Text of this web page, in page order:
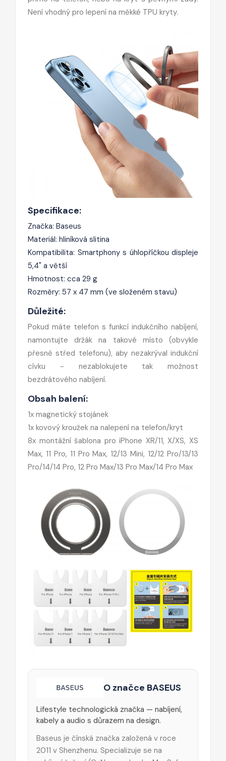
Není vhodný pro lepení na měkké TPU kryty.
Specifikace:
Značka: Baseus
Materiál: hliníková slitina
Kompatibilita: Smartphony s úhlopříčkou displeje
5,4" a větší
Hmotnost: cca 29 g
Rozměry: 57 x 47 mm (ve složeném stavu)
Důležité:
Pokud máte telefon s funkcí indukčního nabíjení,
namontujte držák na takové místo (obvykle
přesně střed telefonu), aby nezakrýval indukční
cívku - nezablokujete tak možnost
bezdrátového nabíjení.
Obsah balení:
1x magnetický stojánek
1x kovový kroužek na nalepení na telefon/kryt
8x montážní šablona pro iPhone XR/11, X/XS, XS
Max, 11 Pro, 11 Pro Max, 12/13 Mini, 12/12 Pro/13/13
Pro/14/14 Pro, 12 Pro Max/13 Pro Max/14 Pro Max
O značce BASEUS
Lifestyle technologická značka — nabíjení,
kabely a audio s důrazem na design.
Baseus je čínská značka založená v roce
2011 v Shenzhenu. Specializuje se na